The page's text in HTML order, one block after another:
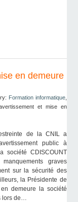
en demeure
Formation informatique,
et mise en
de la CNIL a
public à
société CDISCOUNT
graves
sur la sécurité des
la Présidente de
demeure la société
lors de…